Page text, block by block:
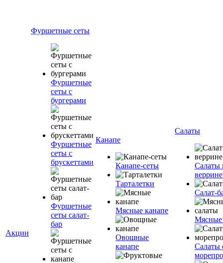
Акции
Фуршетные сеты
Фуршетные
сеты с
бургерами
Фуршетные
сеты с
брускеттами
Фуршетные
сеты салат-
бар
Канапе
Канапе-сеты
Тарталетки
Мясные канапе
Овощные
канапе
Салаты
Салаты
веррине
Салат-
Мясные
Салаты